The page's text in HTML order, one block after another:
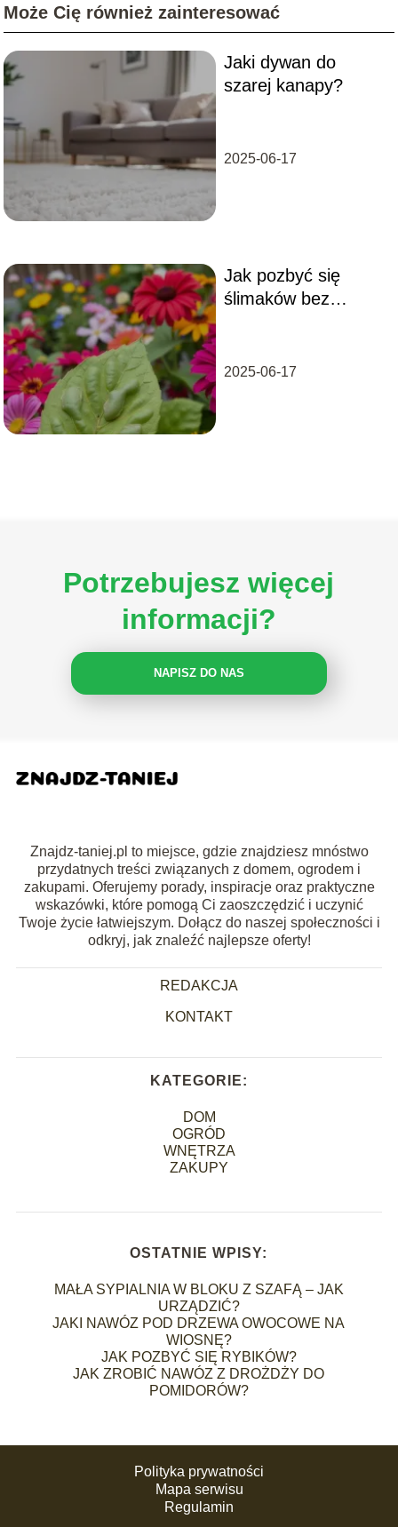
Może Cię również zainteresować
Jaki dywan do
szarej kanapy?
2025-06-17
Jak pozbyć się
ślimaków bez
2025-06-17
Potrzebujesz więcej
informacji?
NAPISZ DO NAS
Znajdz-taniej.pl to miejsce, gdzie znajdziesz mnóstwo
przydatnych treści związanych z domem, ogrodem i
zakupami. Oferujemy porady, inspiracje oraz praktyczne
wskazówki, które pomogą Ci zaoszczędzić i uczynić
Twoje życie łatwiejszym. Dołącz do naszej społeczności i
odkryj, jak znaleźć najlepsze oferty!
REDAKCJA
KONTAKT
KATEGORIE:
DOM
OGRÓD
WNĘTRZA
ZAKUPY
OSTATNIE WPISY:
MAŁA SYPIALNIA W BLOKU Z SZAFĄ – JAK
URZĄDZIĆ?
JAKI NAWÓZ POD DRZEWA OWOCOWE NA
WIOSNĘ?
JAK POZBYĆ SIĘ RYBIKÓW?
JAK ZROBIĆ NAWÓZ Z DROŻDŻY DO
POMIDORÓW?
Polityka prywatności
Mapa serwisu
Regulamin